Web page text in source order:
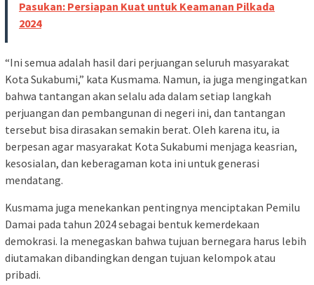
Pasukan: Persiapan Kuat untuk Keamanan Pilkada
2024
“Ini semua adalah hasil dari perjuangan seluruh masyarakat
Kota Sukabumi,” kata Kusmama. Namun, ia juga mengingatkan
bahwa tantangan akan selalu ada dalam setiap langkah
perjuangan dan pembangunan di negeri ini, dan tantangan
tersebut bisa dirasakan semakin berat. Oleh karena itu, ia
berpesan agar masyarakat Kota Sukabumi menjaga keasrian,
kesosialan, dan keberagaman kota ini untuk generasi
mendatang.
Kusmama juga menekankan pentingnya menciptakan Pemilu
Damai pada tahun 2024 sebagai bentuk kemerdekaan
demokrasi. Ia menegaskan bahwa tujuan bernegara harus lebih
diutamakan dibandingkan dengan tujuan kelompok atau
pribadi.